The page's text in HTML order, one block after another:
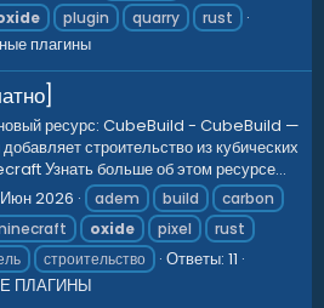
plugin quarry rust
плагины
ресурс: CubeBuild - CubeBuild —
строительство из кубических
Узнать больше об этом ресурсе...
Июн 2026 adem build
carbon
oxide pixel
rust
строительство
Ответы: 11
ПЛАГИНЫ